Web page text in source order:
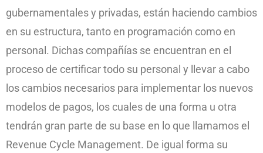
gubernamentales y privadas, están haciendo cambios
en su estructura, tanto en programación como en
personal. Dichas compañías se encuentran en el
proceso de certificar todo su personal y llevar a cabo
los cambios necesarios para implementar los nuevos
modelos de pagos, los cuales de una forma u otra
tendrán gran parte de su base en lo que llamamos el
Revenue Cycle Management. De igual forma su